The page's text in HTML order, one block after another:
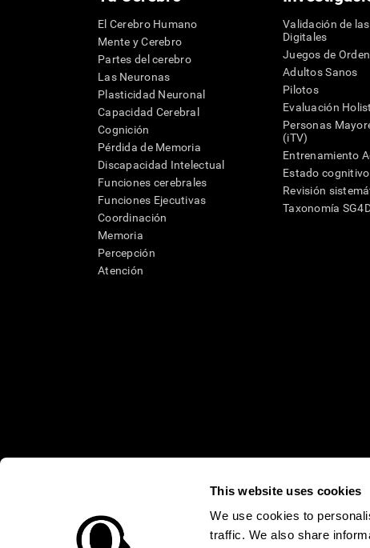
This website uses cookies
We use cookies to
traffic. We also share
El Cerebro Humano
Mente y Cerebro
Partes del cerebro
Las Neuronas
Plasticidad Neuronal
Capacidad Cerebral
Cognición
Pérdida de Memoria
Discapacidad Intelectual
Funciones cerebrales
Funciones Ejecutivas
Coordinación
Memoria
Percepción
Atención
Validación de
Digitales
Juegos de
Adultos Sanos
Pilotos
Evaluación
Personas
(iTV)
Entrenamiento
Estado
Revisión
Taxonomía
* Las evaluaciones de CogniFit están diseñadas para detectar
clínico, los resultados de CogniFit (cuando son interpretados por
neuropsicológica (por ejemplo, un examen neuropsicológico
puede ser realizada por un médico o psicólogo cualificado
un dispositivo médico certicado por la FDA. El producto puede
uso del producto debe hacerse en los sujetos humanos